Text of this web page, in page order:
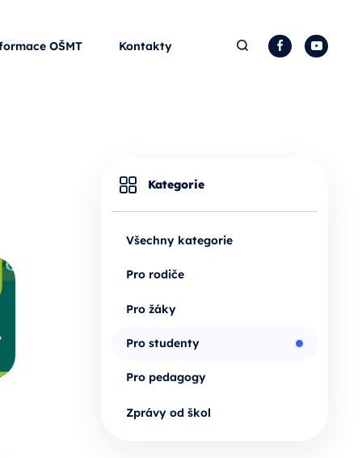
OŠMT Kontakty Hledat Facebook
Kategorie
Všechny kategorie
Pro rodiče
Pro žáky
Pro studenty
Pro pedagogy
Zprávy od škol